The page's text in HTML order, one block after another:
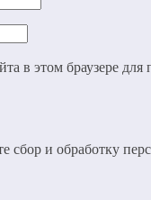
в этом браузере
сбор и обработку